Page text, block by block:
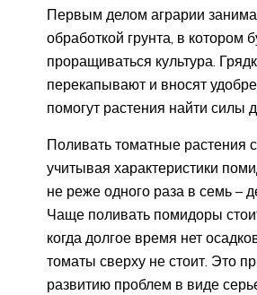
Первым делом аграрии
обработкой грунта, в котором
проращиваться культура.
перекапывают и вносят
помогут растения найти силы
Поливать томатные растения
учитывая характеристики
не реже одного раза в семь –
Чаще поливать помидоры
когда долгое время нет
томаты сверху не стоит. Это
развитию проблем в виде